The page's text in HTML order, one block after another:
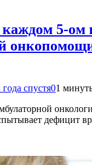
5-ом
года спустя01
дефицит